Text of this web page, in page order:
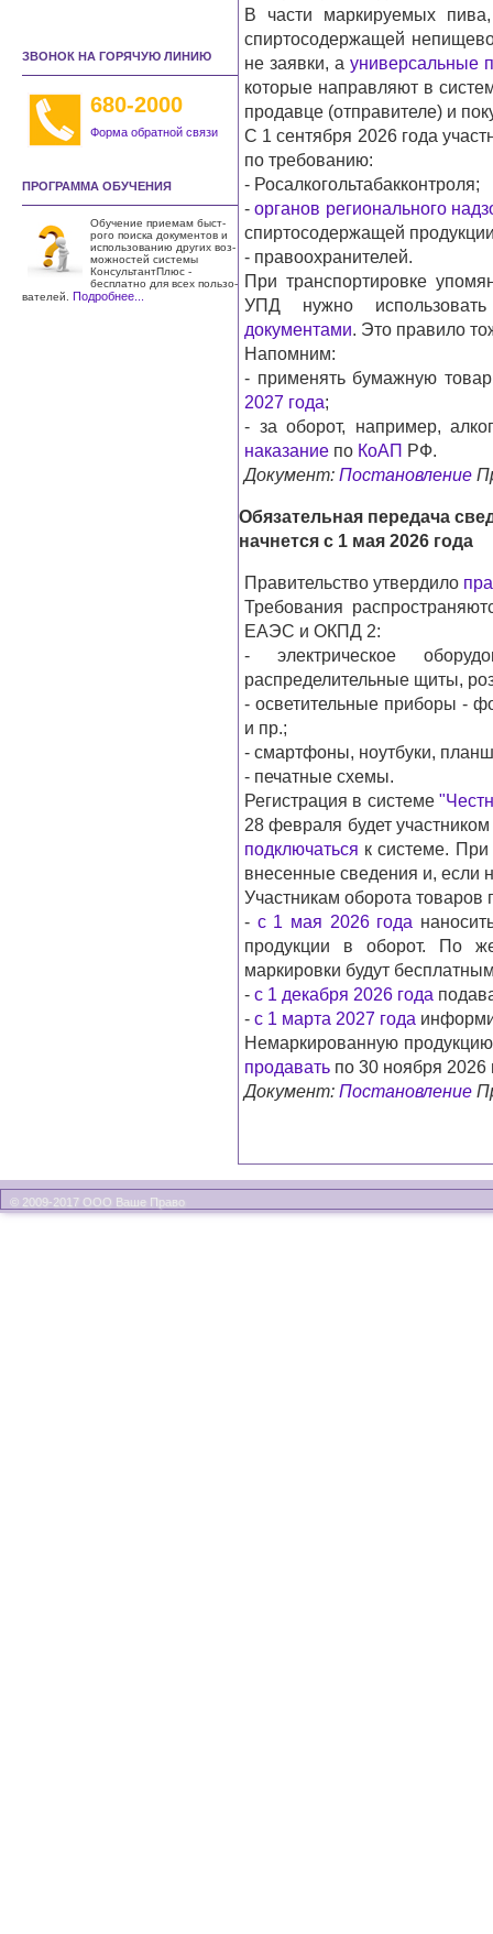
ЗВОНОК НА ГОРЯЧУЮ ЛИНИЮ
680-2000
Форма обратной связи
ПРОГРАММА ОБУЧЕНИЯ
Обучение приемам быст­
рого поиска документов и
использо­ванию других воз­
можностей системы
КонсультантПлюс -
бесплатно для всех пользо­
вателей. Подробнее...
В части маркируемых
спиртосодержащей
не заявки, а универсальные
которые направляют в
продавце (отправителе) и
С 1 сентября 2026 года
по требованию:
- Росалкогольтабакконтроля;
-органов регионального
спиртосодержащей
- правоохранителей.
При транспортировке
УПД нужно
документами. Это правило
Напомним:
- применять бумажную
2027 года;
- за оборот, например,
наказание по КоАП РФ.
Документ: Постановление
Обязательная передача
начнется с 1 мая 2026 года
Правительство утвердило
Требования
ЕАЭС и ОКПД 2:
- электрическое
распределительные щиты,
- осветительные приборы -
и пр.;
- смартфоны, ноутбуки,
- печатные схемы.
Регистрация в системе
28 февраля будет
подключаться к системе.
внесенные сведения и, если
Участникам оборота товаров
- с 1 мая 2026 года
продукции в оборот. По
маркировки будут
- с 1 декабря 2026 года
- с 1 марта 2027 года
Немаркированную
продавать по 30 ноября 2026
Документ: Постановление
© 2009-2017 ООО Ваше Право